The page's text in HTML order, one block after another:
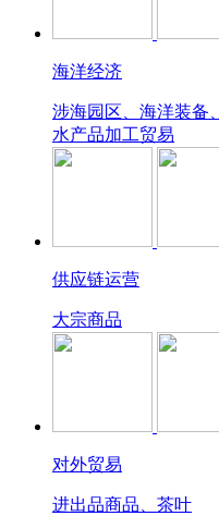
海洋经济
涉海园区、海洋装备、
水产品加工贸易
供应链运营
大宗商品
对外贸易
进出品商品、茶叶